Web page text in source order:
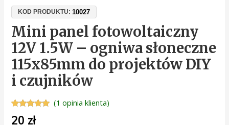
KOD PRODUKTU:10027
Mini panel fotowoltaiczny
12V 1.5W – ogniwa słoneczne
115x85mm do projektów DIY
i czujników
Oceniony
5.00 na 5 na
(1 opinia klienta)
20 zł